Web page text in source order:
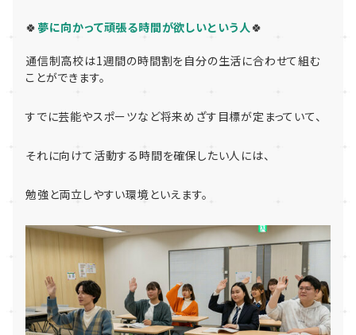
🍀 夢に向かって頑張る時間が欲しいという人🍀
通信制高校は1週間の時間割を自分の生活に合わせて組む
ことができます。
すでに芸能やスポーツなど将来めざす目標が定まっていて、
それに向けて活動する時間を確保したい人には、
勉強と両立しやすい環境といえます。